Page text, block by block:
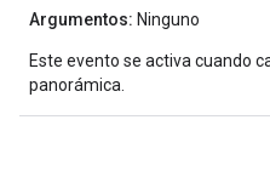
Argumentos: Ninguno
Este evento se activa cuando
panorámica.